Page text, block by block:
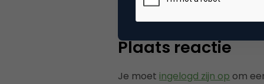
Plaats reactie
Je moet ingelogd zijn op om